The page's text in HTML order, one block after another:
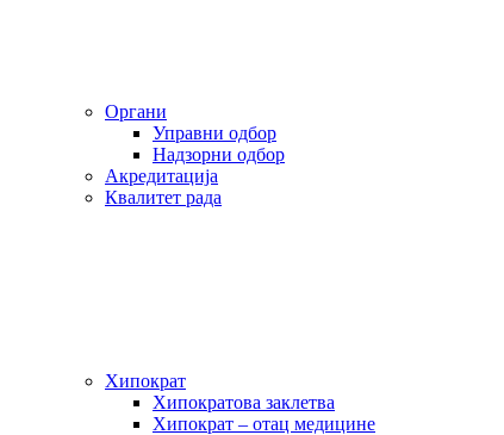
Органи
Управни одбор
Надзорни одбор
Акредитација
Квалитет рада
Хипократ
Хипократова заклетва
Хипократ – отац медицине